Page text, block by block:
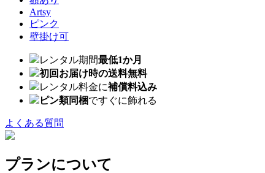
Artsy
ピンク
壁掛け可
レンタル期間最低1か月
初回お届け時の送料無料
レンタル料金に補償料込み
ピン類同梱ですぐに飾れる
よくある質問
プランについて